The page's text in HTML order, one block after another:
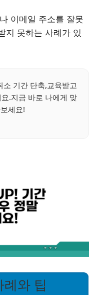
이메일 주소를 잘못
지 못하는 사례가 있
소 기간 단축,교육받고
.지금 바로 나에게 맞
세요!
례와 팁